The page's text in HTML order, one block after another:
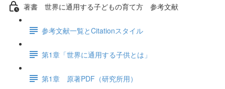
著書 世界に通用する子どもの育て方 参考文献
参考文献一覧とCitationスタイル
第1章「世界に通用する子供とは」
第1章 原著PDF（研究所用）